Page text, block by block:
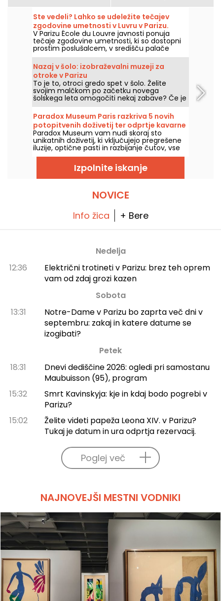
Ste vedeli? Lahko se udeležite tečajev
zgodovine umetnosti v Luvru v Parizu.
V Parizu École du Louvre javnosti ponuja
tečaje zgodovine umetnosti, ki so dostopni
prostim poslušalcem, v središču palače
Louvre, vsako leto od septembra do junija.
Muzej občasno organizira tudi brezplačna
predavanja. Zato boste popolnoma
seznanjeni z zgodovino umetnosti!
Nazaj v šolo: izobraževalni muzeji za
otroke v Parizu
To je to, otroci gredo spet v šolo. Želite
svojim malčkom po začetku novega
šolskega leta omogočiti nekaj zabave? Če je
tako, vam ponujamo naš izbor izobraževalnih
muzejev v Parizu, v katerih se boste tudi z
otroki lahko zabavali ob učenju številnih
stvari!
Paradox Museum Paris razkriva 5 novih
potopitvenih doživetij ter odprtje kavarne
Hans & Gretel
Paradox Museum vam nudi skoraj sto
unikatnih doživetij, ki vključujejo pregrešene
iluzije, optične pasti in razbijanje čutov, vse
to pa vas čaka v Parizu. Užitek je v tem, da
vas bodo namerno zavestno zavedli, hkrati
pa boste lahko ujeli krajše sanjske posnetke.
Pet novih interaktivnih doživetij je dodanih v
čas, da preizkusite svoje čute! In kot sladico
vas čaka popolnoma nov kavni kotiček, ki je
& Gretel vas bo s svojimi okusi povabil v
Izpolnite iskanje
NOVICE
Info žica + Bere
Nedelja
12:36
Električni trotineti v Parizu: brez teh oprem
vam od zdaj grozi kazen
Sobota
13:31
Notre-Dame v Parizu bo zaprta več dni v
septembru: zakaj in katere datume se
izogibati?
Petek
18:31
Dnevi dediščine 2026: ogledi pri samostanu
Maubuisson (95), program
15:32
Smrt Kavinskyja: kje in kdaj bodo pogrebi v
Parizu?
15:02
Želite videti papeža Leona XIV. v Parizu?
Tukaj je datum in ura odprtja rezervacij.
Poglej več
NAJNOVEJŠI MESTNI VODNIKI